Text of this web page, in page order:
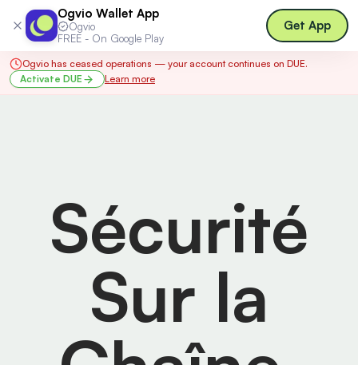
Ogvio has ceased operations — your account continues on DUE.
Activate DUE
Learn more
Ogvio Wallet App
Ogvio
FREE - On Google Play
Get App
Sécurité
Sur la